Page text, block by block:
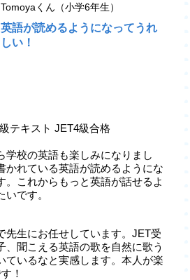
Tomoyaくん（小学6年生）
英語が読めるようになってうれ
しい！
テキスト JET4級合格
学校の英語も楽しみになりまし
かれている英語が読めるようにな
。これからもっと英語が話せるよ
です。
先生にお任せしています。JET受
、聞こえる英語の歌を自然に歌う
ているなと実感します。本人が楽
！